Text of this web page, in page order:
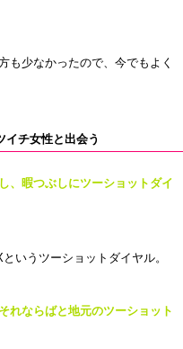
も少なかったので、今でもよく
イチ女性と出会う
、暇つぶしにツーショットダイ
いうツーショットダイヤル。
れならばと地元のツーショット